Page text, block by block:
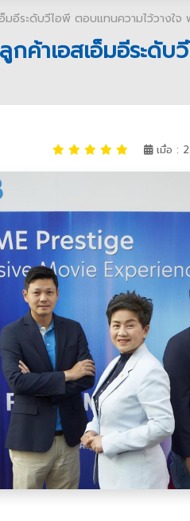
มอีระดับวีไอพี ตอบแทนความไว้วาง
กค้าเอสเอ็มอีระ
เมื่อ :